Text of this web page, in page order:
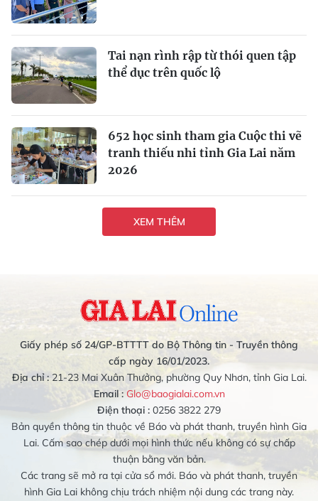
Tai nạn rình rập từ thói quen tập
thể dục trên quốc lộ
652 học sinh tham gia Cuộc thi vẽ
tranh thiếu nhi tỉnh Gia Lai năm
2026
XEM THÊM
Giấy phép số 24/GP-BTTTT do Bộ Thông tin - Truyền thông
cấp ngày 16/01/2023.
Địa chỉ :21-23 Mai Xuân Thưởng, phường Quy Nhơn, tỉnh Gia Lai.
Email : Glo@baogialai.com.vn
Điện thoại : 0256 3822 279
Bản quyền thông tin thuộc về Báo và phát thanh, truyền hình Gia
Lai. Cấm sao chép dưới mọi hình thức nếu không có sự chấp
thuận bằng văn bản.
Các trang sẽ mở ra tại cửa sổ mới. Báo và phát thanh, truyền
hình Gia Lai không chịu trách nhiệm nội dung các trang này.